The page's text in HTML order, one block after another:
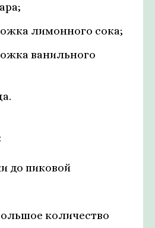
лимонного сока;
ванильного
до пиковой
количество